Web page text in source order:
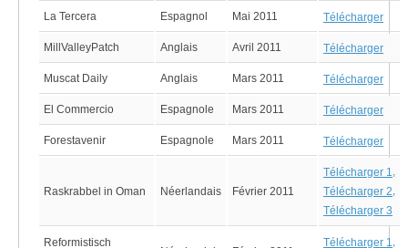
La Tercera Espagnol Mai 2011 Télécharger
MillValleyPatch Anglais Avril 2011 Télécharger
Muscat Daily Anglais Mars 2011 Télécharger
El Commercio Espagnole Mars 2011 Télécharger
Forestavenir Espagnole Mars 2011 Télécharger
Raskrabbel in Oman Néerlandais Février 2011
Télécharger 1,
Télécharger 2,
Télécharger 3
Reformistisch
Télécharger 1,